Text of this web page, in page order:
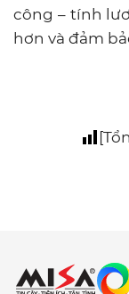
công – tính
hơn và đảm